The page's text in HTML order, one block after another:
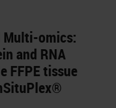
Multi-omics:
and RNA
FFPE tissue